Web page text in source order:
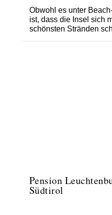
Obwohl es unter
ist, dass die Insel sich
schönsten Stränden
Pension
Südtirol